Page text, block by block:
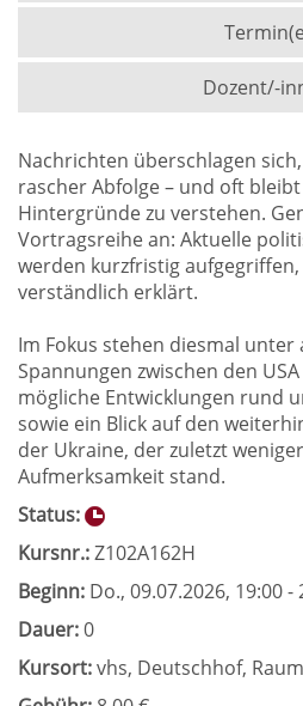
Dozent/-
Nachrichten überschlagen
rascher Abfolge – und oft
Hintergründe zu verstehen.
Vortragsreihe an: Aktuelle
werden kurzfristig
verständlich erklärt.
Im Fokus stehen diesmal unter
Spannungen zwischen den
mögliche Entwicklungen rund
sowie ein Blick auf den
der Ukraine, der zuletzt
Aufmerksamkeit stand.
Status:
Kursnr.:Z102A162H
Beginn: Do., 09.07.2026, 19:00
Dauer:0
Kursort:vhs, Deutschhof,